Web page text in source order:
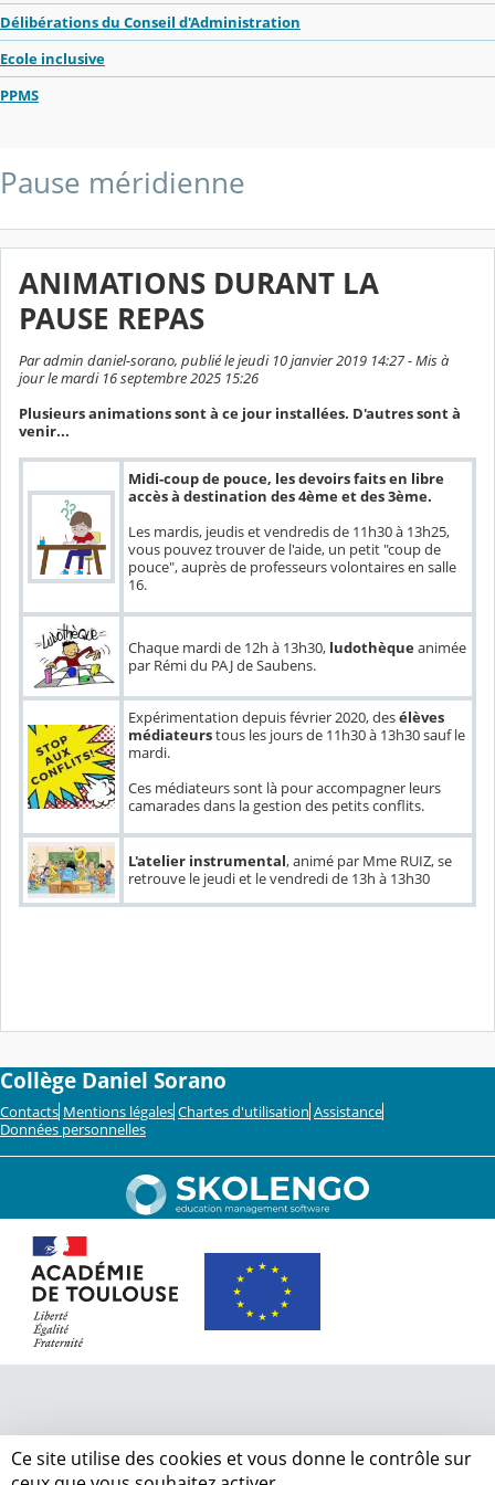
Délibérations du Conseil d'Administration
Ecole inclusive
PPMS
Pause méridienne
ANIMATIONS DURANT LA
PAUSE REPAS
Par admin daniel-sorano, publié le jeudi 10 janvier 2019 14:27 - Mis à
jour le mardi 16 septembre 2025 15:26
Plusieurs animations sont à ce jour installées. D'autres sont à
venir...
Midi-coup de pouce, les devoirs faits en libre
accès à destination des 4ème et des 3ème.
Les mardis, jeudis et vendredis de 11h30 à 13h25,
vous pouvez trouver de l'aide, un petit "coup de
pouce", auprès de professeurs volontaires en salle
16.
Chaque mardi de 12h à 13h30, ludothèqueanimée
par Rémi du PAJ de Saubens.
Expérimentation depuis février 2020, desélèves
médiateurstous les jours de 11h30 à 13h30 sauf le
mardi.
Ces médiateurs sont là pour accompagner leurs
camarades dans la gestion des petits conflits.
L'atelier instrumental, animé par Mme RUIZ, se
retrouve le jeudi et le vendredi de 13h à 13h30
Collège Daniel Sorano
Contacts Mentions légales Chartes d'utilisation Assistance
Données personnelles
Ce site utilise des cookies et vous donne le contrôle sur